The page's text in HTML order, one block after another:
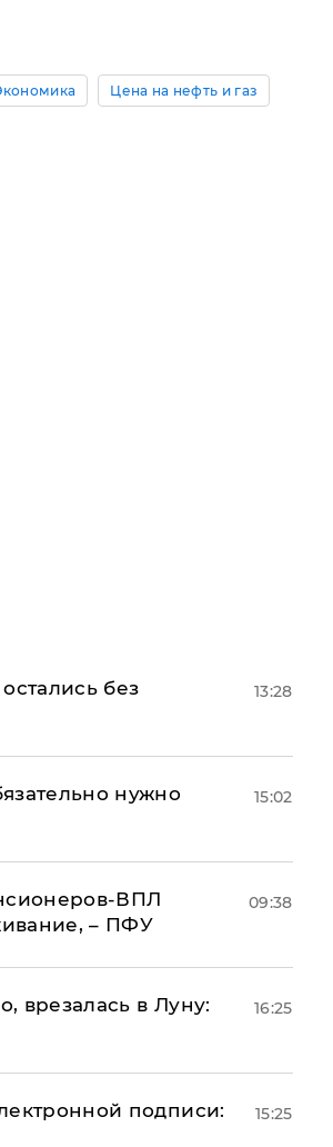
Цена на нефть и газ
без
13:28
нужно
15:02
ВПЛ
– ПФУ
09:38
врезалась в Луну:
16:25
подписи:
15:25